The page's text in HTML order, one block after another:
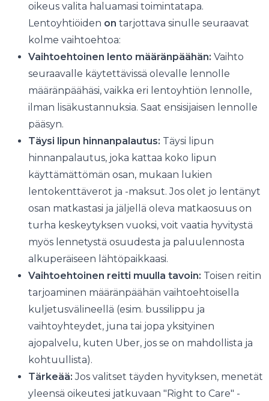
oikeus valita haluamasi toimintatapa.
Lentoyhtiöiden on tarjottava sinulle seuraavat
kolme vaihtoehtoa:
Vaihtoehtoinen lento määränpäähän: Vaihto
seuraavalle käytettävissä olevalle lennolle
määränpäähäsi, vaikka eri lentoyhtiön lennolle,
ilman lisäkustannuksia. Saat ensisijaisen lennolle
pääsyn.
Täysi lipun hinnanpalautus: Täysi lipun
hinnanpalautus, joka kattaa koko lipun
käyttämättömän osan, mukaan lukien
lentokenttäverot ja -maksut. Jos olet jo lentänyt
osan matkastasi ja jäljellä oleva matkaosuus on
turha keskeytyksen vuoksi, voit vaatia hyvitystä
myös lennetystä osuudesta ja paluulennosta
alkuperäiseen lähtöpaikkaasi.
Vaihtoehtoinen reitti muulla tavoin: Toisen reitin
tarjoaminen määränpäähän vaihtoehtoisella
kuljetusvälineellä (esim. bussilippu ja
vaihtoyhteydet, juna tai jopa yksityinen
ajopalvelu, kuten Uber, jos se on mahdollista ja
kohtuullista).
Tärkeää: Jos valitset täyden hyvityksen, menetät
yleensä oikeutesi jatkuvaan "Right to Care" -